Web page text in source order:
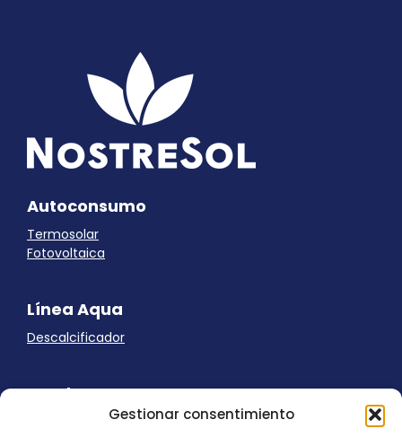
Gestionar consentimiento
Autoconsumo
Termosolar
Fotovoltaica
Línea Aqua
Descalcificador
Ayuda